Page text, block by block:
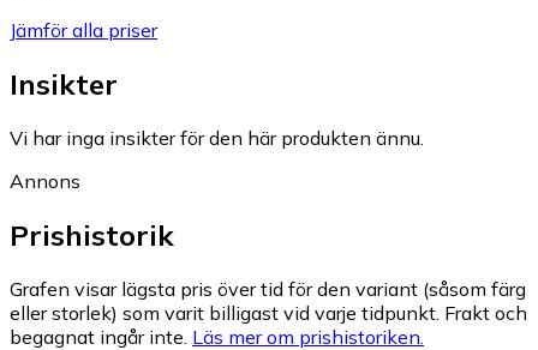
Jämför alla priser
Insikter
Vi har inga insikter för den här produkten ännu.
Annons
Prishistorik
Grafen visar lägsta pris över tid för den variant (såsom färg
eller storlek) som varit billigast vid varje tidpunkt. Frakt och
begagnat ingår inte. Läs mer om prishistoriken.